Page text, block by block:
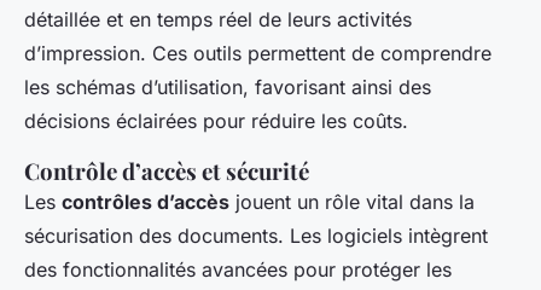
détaillée et en temps réel de leurs activités
d’impression. Ces outils permettent de comprendre
les schémas d’utilisation, favorisant ainsi des
décisions éclairées pour réduire les coûts.
Contrôle d’accès et sécurité
Les contrôles d’accès jouent un rôle vital dans la
sécurisation des documents. Les logiciels intègrent
des fonctionnalités avancées pour protéger les